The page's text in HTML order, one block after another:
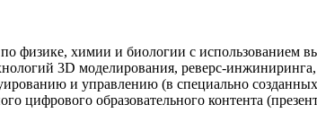
физике, химии и биологии с использованием
3D моделирования, реверс-
и управлению (в специально
цифрового образовательного контента